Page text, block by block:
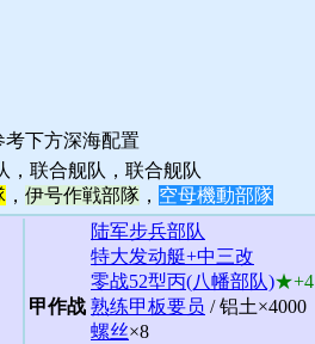
下方深海配置
，联合舰队，联合舰队
， 伊号作戦部隊 ， 空母機動部隊
甲作战
陆军步兵部队
特大发动艇+中三改
零战52型丙(八幡部队)★+4
熟练甲板要员 / 铝土×4000
螺丝×8